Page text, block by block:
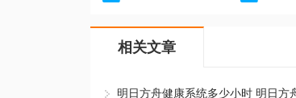
相关文章